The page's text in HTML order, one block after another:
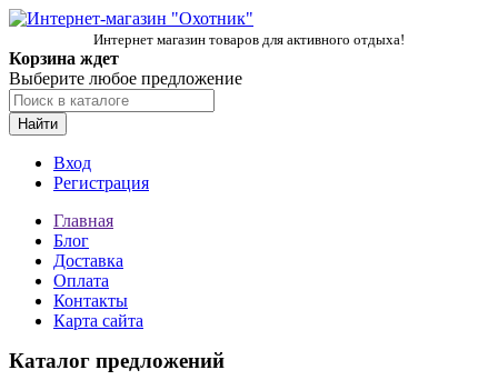
Интернет магазин товаров для активного отдыха!
Корзина ждет
Выберите любое предложение
Найти
Вход
Регистрация
Главная
Блог
Доставка
Оплата
Контакты
Карта сайта
Каталог предложений